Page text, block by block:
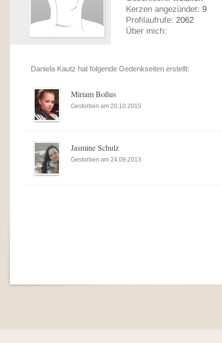
Kerzen angezündet: 9
Profilaufrufe: 2062
Über mich:
Daniela Kautz hat folgende Gedenkseiten erstellt:
Miriam Boßus
Gestorben am 20.10.2015
Jasmine Schulz
Gestorben am 24.09.2013